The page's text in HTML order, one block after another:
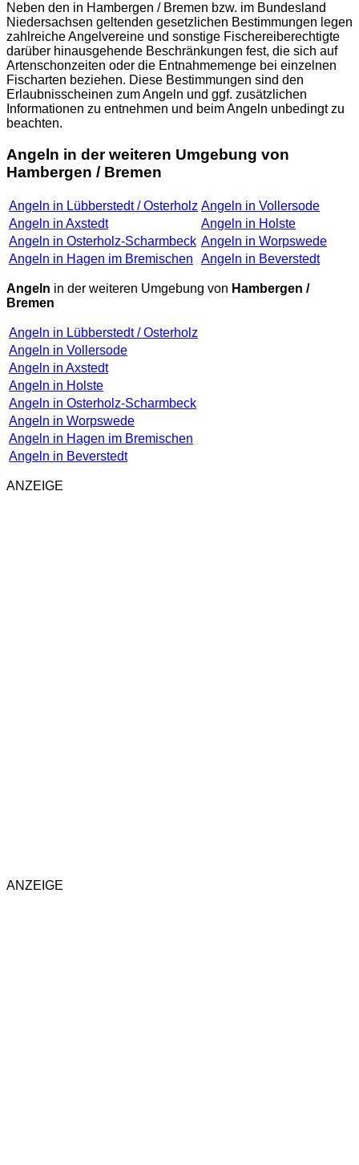
Neben den in Hambergen / Bremen bzw. im Bundesland
Niedersachsen geltenden gesetzlichen Bestimmungen legen
zahlreiche Angelvereine und sonstige Fischereiberechtigte
darüber hinausgehende Beschränkungen fest, die sich auf
Artenschonzeiten oder die Entnahmemenge bei einzelnen
Fischarten beziehen. Diese Bestimmungen sind den
Erlaubnisscheinen zum Angeln und ggf. zusätzlichen
Informationen zu entnehmen und beim Angeln unbedingt zu
beachten.
Angeln in der weiteren Umgebung von
Hambergen / Bremen
Angeln in Lübberstedt / Osterholz Angeln in Vollersode
Angeln in Axstedt
Angeln in Holste
Angeln in Osterholz-Scharmbeck Angeln in Worpswede
Angeln in Hagen im Bremischen
Angeln in Beverstedt
Angeln in der weiteren Umgebung von Hambergen /
Bremen
Angeln in Lübberstedt / Osterholz
Angeln in Vollersode
Angeln in Axstedt
Angeln in Holste
Angeln in Osterholz-Scharmbeck
Angeln in Worpswede
Angeln in Hagen im Bremischen
Angeln in Beverstedt
ANZEIGE
ANZEIGE